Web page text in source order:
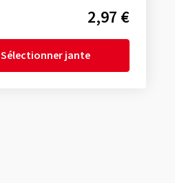
2,97 €
Sélectionner jante